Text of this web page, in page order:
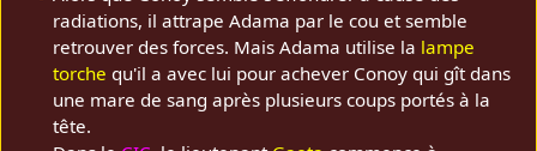
radiations, il attrape Adama par le cou et semble
retrouver des forces. Mais Adama utilise la lampe
torche qu'il a avec lui pour achever Conoy qui gît dans
une mare de sang après plusieurs coups portés à la
tête.